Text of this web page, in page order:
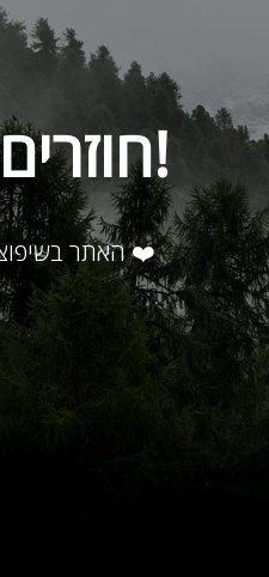
חוזרים בקרוב!
האתר בשיפוצים, נחזור בקרוב ❤️